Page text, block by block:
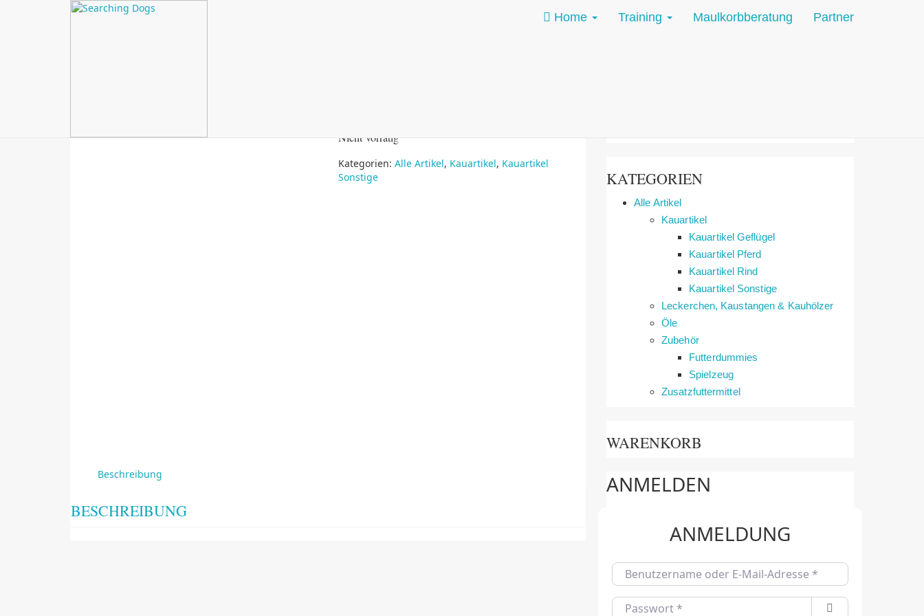
Home Training Maulkorbberatung Partner
Nicht vorrätig
Kategorien: Alle Artikel, Kauartikel, Kauartikel
Sonstige
Beschreibung
BESCHREIBUNG
KATEGORIEN
Alle Artikel
Kauartikel
Kauartikel Geflügel
Kauartikel Pferd
Kauartikel Rind
Kauartikel Sonstige
Leckerchen, Kaustangen & Kauhölzer
Öle
Zubehör
Futterdummies
Spielzeug
Zusatzfuttermittel
WARENKORB
ANMELDEN
ANMELDUNG
Benutzername oder E-Mail-Adresse*
Passwort*